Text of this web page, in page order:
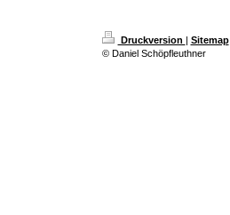
Druckversion
Sitemap
© Daniel Schöpfleuthner